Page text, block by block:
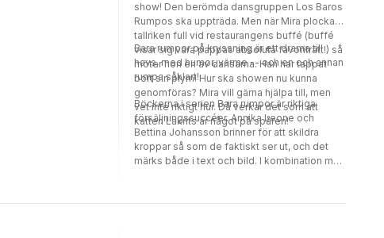
show! Den berömda dansgruppen Los Baros
Rumpos ska uppträda. Men när Mira plockar
tallriken full vid restaurangens buffé (buffé
visar sig vara pappas absoluta favoriträtt!) så
möter hon en av dansarna. Han har tappat
bort sin plym! Hur ska showen nu kunna
genomföras? Mira vill gärna hjälpa till, men
vet inte riktigt hur. Då verkar det som att
katten Lakrits är något på spåren!
Bara rumpor på kryssning är ett drama till
havs, med humor, värme -- och en och annan
rumpa såklart!
Böckerna i serien Bara rumpor är riktiga
försäljningssuccéer. Annika Leone och
Bettina Johansson brinner för att skildra
kroppar så som de faktiskt ser ut, och det
märks både i text och bild. I kombination med